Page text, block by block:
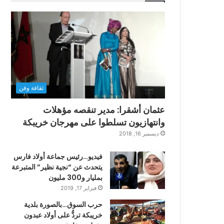
ثقافة وفن
عثمان أشقرا: مدير تنقصه مؤهلات
وانتهازيون تسلطوا على مهرجان خريبكة
ديسمبر 16, 2018
فيديو…رئيس جماعة أولاد فارس
يتحدث عن “نجية نظير” المتبرعة
بمليار و300 مليون
فبراير 17, 2019
حرب السوق…بالصورة بلدية
خريبكة تردُّ على أولاد عبدون